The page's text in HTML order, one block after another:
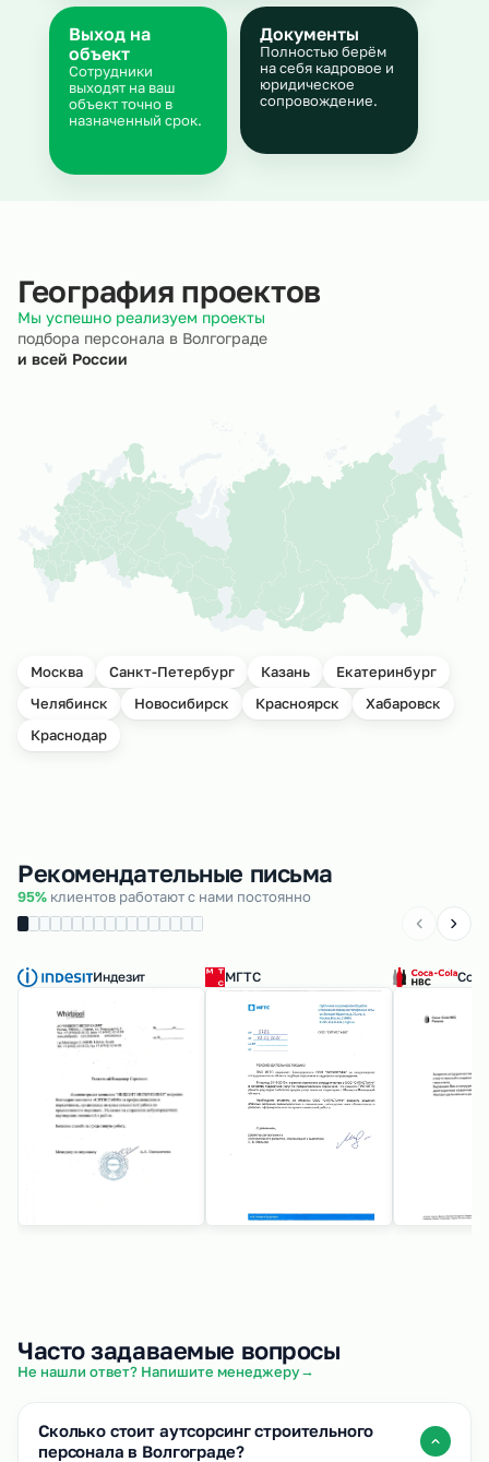
Документы
Полностью берём
на себя кадровое и
юридическое
сопровождение.
Выход на
объект
Сотрудники
выходят на ваш
объект точно в
назначенный срок.
География проектов
Мы успешно реализуем проекты
подбора персонала в Волгограде
и всей России
Москва Санкт-Петербург Казань
Екатеринбург
Челябинск
Новосибирск Красноярск
Хабаровск
Краснодар
Рекомендательные письма
95% клиентов работают с нами постоянно
Индезит МГТС
Часто задаваемые вопросы
Не нашли ответ? Напишите менеджеру→
Сколько стоит аутсорсинг строительного
персонала в Волгограде?